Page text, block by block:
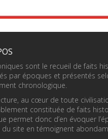
sont le recueil de faits
par époques et présentés
chronologique.
au cœur de toute
constituée de faits
permet donc d’en évoquer
du site en témoignent